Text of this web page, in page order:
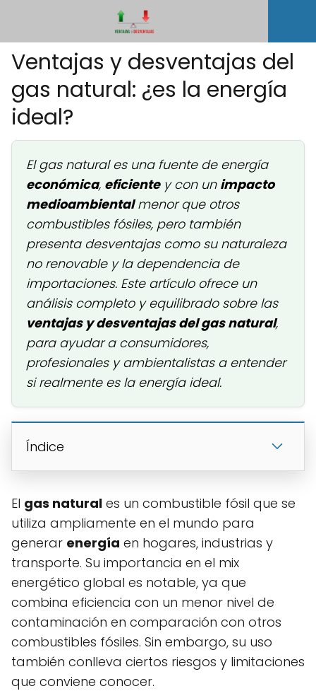
Ventajas y desventajas del
gas natural: ¿es la energía
ideal?
El gas natural es una fuente de energía
económica, eficientey con un impacto
medioambientalmenor que otros
combustibles fósiles, pero también
presenta desventajascomo su naturaleza
no renovabley la dependenciade
importaciones. Este artículo ofrece un
análisis completo y equilibrado sobre las
ventajas y desventajas del gas natural,
para ayudar a consumidores,
profesionales y ambientalistas a entender
si realmente es la energía ideal.
Índice
El gas natural es un combustible fósil que se
utiliza ampliamente en el mundo para
generar energía en hogares, industrias y
transporte. Su importancia en el mix
energético global es notable, ya que
combina eficiencia con un menor nivel de
contaminación en comparación con otros
combustibles fósiles. Sin embargo, su uso
también conlleva ciertos riesgos y limitaciones
que conviene conocer.